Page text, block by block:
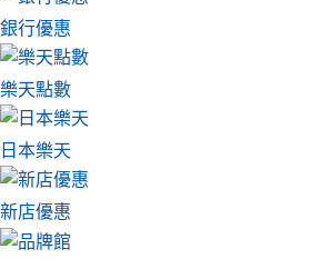
銀行優惠
樂天點數
日本樂天
新店優惠